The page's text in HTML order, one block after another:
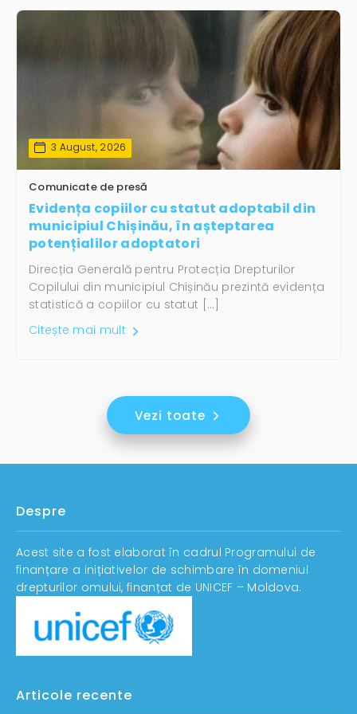
3 August, 2026
Comunicate de presă
Evidența copiilor cu statut adoptabil din
municipiul Chișinău, în așteptarea
potențialilor adoptatori
Direcția Generală pentru Protecția Drepturilor
Copilului din municipiul Chișinău prezintă evidența
statistică a copiilor cu statut […]
Citește mai mult
Vezi toate
Despre
Acest site a fost elaborat în cadrul Programului de
finanțare a inițiativelor de schimbare în domeniul
drepturilor omului, finanțat de UNICEF – Moldova.
Articole recente